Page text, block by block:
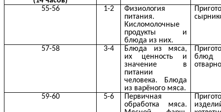
55-56
1-2
Физиология
питания.
Кисломолочные
продукты и
блюда из них.
57-58 3-4
Блюда из мяса,
их ценность и
значение в
питании
человека. Блюда
из варёного мяса.
59-60 5-6
Первичная
обработка мяса.